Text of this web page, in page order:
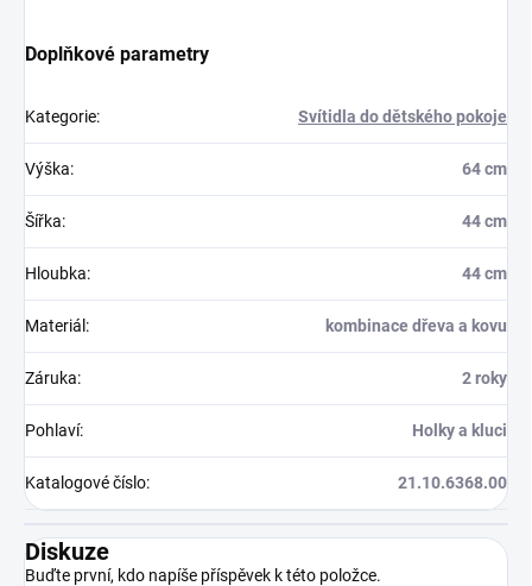
Doplňkové parametry
Kategorie: Svítidla do dětského pokoje
Výška: 64 cm
Šířka: 44 cm
Hloubka: 44 cm
Materiál : kombinace dřeva a kovu
Záruka: 2 roky
Pohlaví: Holky a kluci
Katalogové číslo: 21.10.6368.00
Diskuze
Buďte první, kdo napíše příspěvek k této položce.